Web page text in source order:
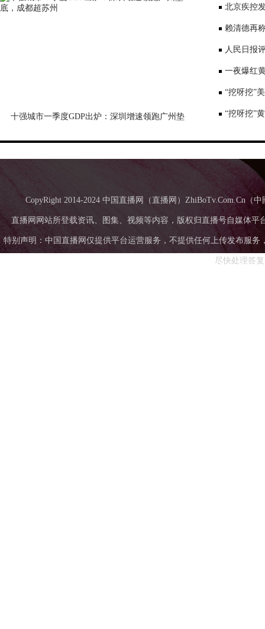
十强城市一季度GDP出炉：深圳增速领跑广州垫
表达深切哀
北京疾控
景要戴口罩
赖清德再
国台办回应
人民日报
一夜爆红
师：或涉嫌
“挖呀挖”
“挖呀挖”
CopyRight 2014-2024 中国直播网（直播网）ZhiBoTv.Com.Cn（
直播网网站所登载资讯、图集、视频等内容，版权归直播号自媒体
特别声明：中国直播网仅提供平台运营服务，不提供任何上传发布服务
尽快处理答